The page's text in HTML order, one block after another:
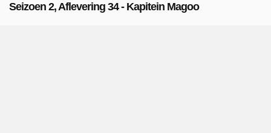
Seizoen 2, Aflevering 34 - Kapitein Magoo